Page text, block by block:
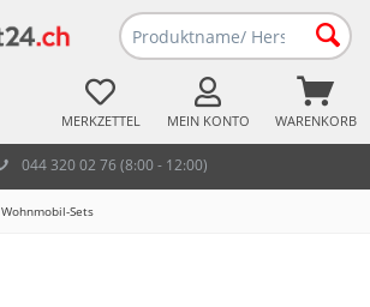
044 320 02 76 (8:00 - 12:00)
WARENKORB
MERKZETTEL MEIN KONTO
Wohnmobil-Sets